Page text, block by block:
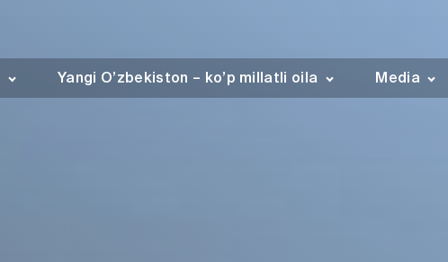
Yangi O’zbekiston – ko’p millatli oila Media